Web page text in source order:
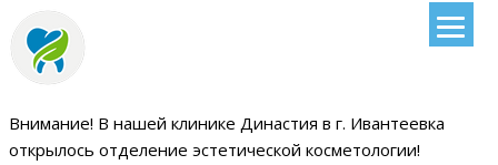
Внимание! В нашей клинике Династия в г. Ивантеевка
открылось отделение эстетической косметологии!